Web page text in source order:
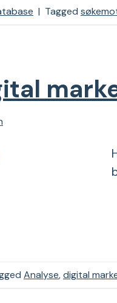
| Tagged
Analyse,digital